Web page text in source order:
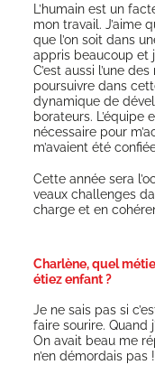
L’humain est un
mon tra­vail. J’aime
que l’on soit dans
appris beau­coup et
C’est aus­si l’une
pour­suivre dans
dyna­mique de
bo­ra­teurs.
néces­saire pour
m’avaient été
Cette année sera
veaux chal­lenges
charge et en
Charlène, quel
étiez enfant ?
Je ne sais pas si
faire sou­rire. Quand
On avait beau me
n’en démor­dais pas !